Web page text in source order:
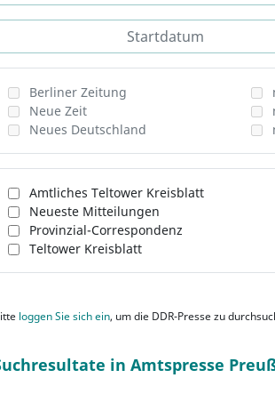
Berliner Zeitung
Neue Zeit
Neues Deutschland
Amtliches Teltower Kreisblatt
Neueste Mitteilungen
Provinzial-Correspondenz
Teltower Kreisblatt
loggen Sie sich ein, um die DDR-Presse zu
in Amtspresse